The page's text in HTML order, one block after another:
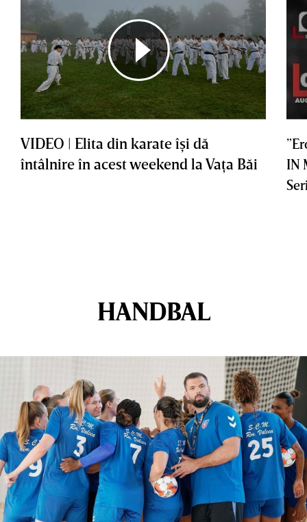
VIDEO | Elita din karate îşi dă
întâlnire în acest weekend la Vaţa Băi
IN
HANDBAL